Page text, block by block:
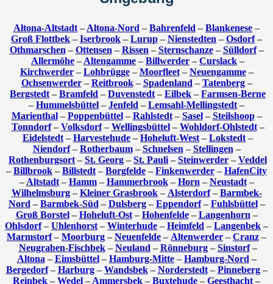
Altona-Altstadt – Altona-Nord – Bahrenfeld – Blankenese –
Groß Flottbek – Iserbrook – Lurup – Nienstedten – Osdorf–
Othmarschen – Ottensen – Rissen – Sternschanze– Sülldorf–
Allermöhe – Altengamme – Billwerder – Curslack –
Kirchwerder– Lohbrügge– Moorfleet– Neuengamme–
Ochsenwerder– Reitbrook– Spadenland – Tatenberg–
Bergstedt – Bramfeld – Duvenstedt – Eilbek – Farmsen-Berne
– Hummelsbüttel – Jenfeld – Lemsahl-Mellingstedt –
Marienthal– Poppenbüttel– Rahlstedt– Sasel– Steilshoop–
Tonndorf– Volksdorf– Wellingsbüttel– Wohldorf-Ohlstedt–
Eidelstedt – Harvestehude – Hoheluft-West – Lokstedt –
Niendorf– Rotherbaum– Schnelsen – Stellingen –
Rothenburgsort – St. Georg – St. Pauli – Steinwerder – Veddel
– Billbrook – Billstedt – Borgfelde – Finkenwerder – HafenCity
– Altstadt– Hamm– Hammerbrook– Horn – Neustadt–
Wilhelmsburg– Kleiner Grasbrook– Alsterdorf– Barmbek-
Nord – Barmbek-Süd – Dulsberg– Eppendorf– Fuhlsbüttel–
Groß Borstel– Hoheluft-Ost– Hohenfelde– Langenhorn –
Ohlsdorf– Uhlenhorst – Winterhude – Heimfeld – Langenbek –
Marmstorf– Moorburg – Neuenfelde – Altenwerder – Cranz –
Neugraben-Fischbek– Neuland – Rönneburg– Sinstorf–
Altona – Eimsbüttel– Hamburg-Mitte– Hamburg-Nord –
Bergedorf– Harburg– Wandsbek– Norderstedt– Pinneberg–
Reinbek – Wedel – Ammersbek – Buxtehude – Geesthacht –